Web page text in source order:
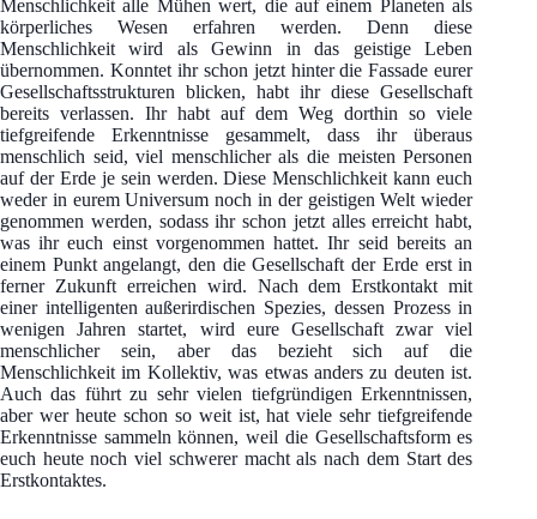
Menschlichkeit alle Mühen wert, die auf einem Planeten als
körperliches Wesen erfahren werden. Denn diese
Menschlichkeit wird als Gewinn in das geistige Leben
übernommen. Konntet ihr schon jetzt hinter die Fassade eurer
Gesellschaftsstrukturen blicken, habt ihr diese Gesellschaft
bereits verlassen. Ihr habt auf dem Weg dorthin so viele
tiefgreifende Erkenntnisse gesammelt, dass ihr überaus
menschlich seid, viel menschlicher als die meisten Personen
auf der Erde je sein werden. Diese Menschlichkeit kann euch
weder in eurem Universum noch in der geistigen Welt wieder
genommen werden, sodass ihr schon jetzt alles erreicht habt,
was ihr euch einst vorgenommen hattet. Ihr seid bereits an
einem Punkt angelangt, den die Gesellschaft der Erde erst in
ferner Zukunft erreichen wird. Nach dem Erstkontakt mit
einer intelligenten außerirdischen Spezies, dessen Prozess in
wenigen Jahren startet, wird eure Gesellschaft zwar viel
menschlicher sein, aber das bezieht sich auf die
Menschlichkeit im Kollektiv, was etwas anders zu deuten ist.
Auch das führt zu sehr vielen tiefgründigen Erkenntnissen,
aber wer heute schon so weit ist, hat viele sehr tiefgreifende
Erkenntnisse sammeln können, weil die Gesellschaftsform es
euch heute noch viel schwerer macht als nach dem Start des
Erstkontaktes.